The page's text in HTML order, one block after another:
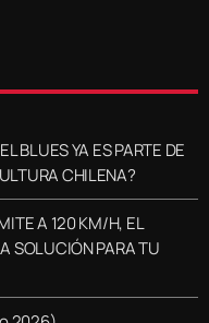
BLUES YA ES PARTE DE
CHILENA?
A 120 KM/H, EL
SOLUCIÓN PARA TU